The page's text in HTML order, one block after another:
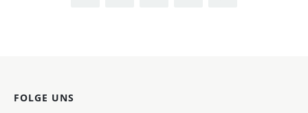
FOLGE UNS